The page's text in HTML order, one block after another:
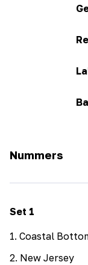
Nummers
Set 1
1. Coastal
2. New Jersey